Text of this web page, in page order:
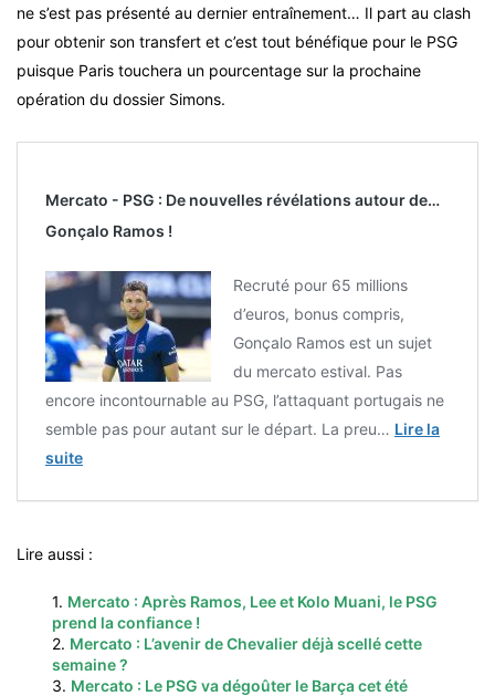
ne s’est pas présenté au dernier entraînement… Il part au clash
pour obtenir son transfert et c’est tout bénéfique pour le PSG
puisque Paris touchera un pourcentage sur la prochaine
opération du dossier Simons.
Mercato - PSG : De nouvelles révélations autour de…
Gonçalo Ramos !
Recruté pour 65 millions
d’euros, bonus compris,
Gonçalo Ramos est un sujet
du mercato estival. Pas
encore incontournable au PSG, l’attaquant portugais ne
semble pas pour autant sur le départ. La preu… Lire la
suite
Lire aussi :
1. Mercato : Après Ramos, Lee et Kolo Muani, le PSG
prend la confiance !
2. Mercato : L’avenir de Chevalier déjà scellé cette
semaine ?
3. Mercato : Le PSG va dégoûter le Barça cet été